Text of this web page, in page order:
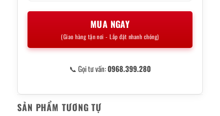
MUA NGAY
(Giao hàng tận nơi - Lắp đặt nhanh chóng)
📞 Gọi tư vấn:0968.399.280
SẢN PHẨM TƯƠNG TỰ